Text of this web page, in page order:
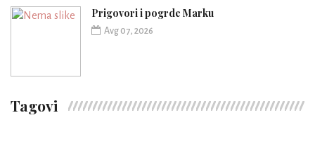
Prigovori i pogrde Marku
Avg 07, 2026
Tagovi